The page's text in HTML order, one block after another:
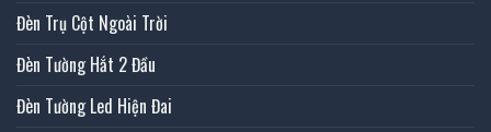
Đèn Trụ Cột Ngoài Trời
Đèn Tường Hắt 2 Đầu
Đèn Tường Led Hiện Đai